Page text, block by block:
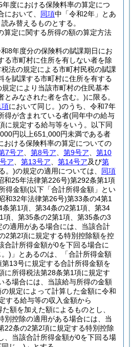
度における保険料率の算定につ
において、 同項中「令和2年」とあ
み替えるものとする。
算定に関する所得の額の算定方法
8年度分の保険料の賦課期日にお
る市町村に住所を有しない者を除
法の規定による市町村民税の賦課
を賦課する市町村に住所を有する
定により当該市町村の住民基本
とみなされた者を含む。)に限る。
項において同じ。)のうち、令和7年
得が含まれている者(同年中の給与
に規定する給与等をいう。以下同
円以上651,000円未満である者
おける保険料率の算定についての
7号ア 第8号ア 第9号ア
第10
ア 第13号ア 第14号ア及び第
。)の規定の適用については、 同項
和25年法律第226号)第292条第1項
得金額(以下「合計所得金額」とい
和32年法律第26号)第33条の4第1
第1項、第34条の2第1項、第34
項、第35条の2第1項、第35条の3
適用がある場合には、当該合計
2第2項に規定する特別控除額を控
合計所得金額が0を下回る場合に
) 」とあるのは、「合計所得金額
13号に規定する合計所得金額を
に所得税法第28条第1項に規定す
る場合には、当該給与所得の金額
規定によって計算した金額に令和
する給与等の収入金額から
額を加えた額によるものとし、
別控除の適用がある場合には、当
22条の2第2項に規定する特別控除
、当該合計所得金額が0を下回る場